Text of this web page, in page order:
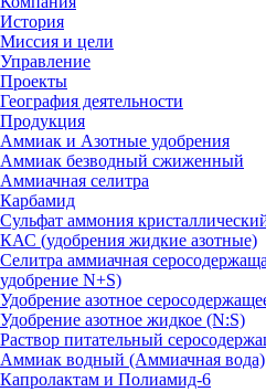
История
Миссия и цели
Управление
Проекты
География деятельности
Продукция
Аммиак и Азотные удобрения
Аммиак безводный сжиженный
Аммиачная селитра
Карбамид
Сульфат аммония
КАС (удобрения жидкие азотные)
Селитра аммиачная
удобрение N+S)
Удобрение азотное
Удобрение азотное жидкое (N:S)
Раствор питательный
Аммиак водный (Аммиачная вода)
Капролактам и Полиамид-6